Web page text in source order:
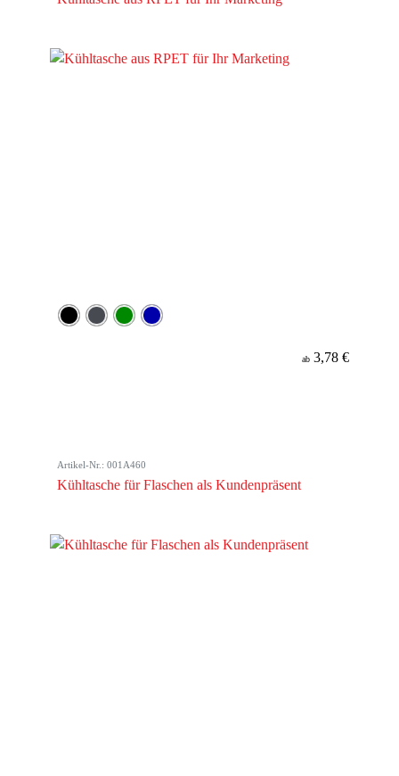
ab 3,78 €
Artikel-Nr.: 001A460
Kühltasche für Flaschen als Kundenpräsent